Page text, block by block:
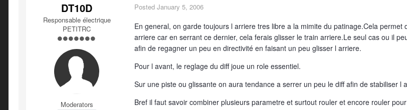
DT10D
Responsable électrique
PETITRC
Moderators
Posted January 5, 2006
En general, on garde toujours l arriere tres libre a la mimite du patinage.Cela
arriere car en serrant ce dernier, cela ferais glisser le train arriere.Le seul cas ou il
afin de regagner un peu en directivité en faisant un peu glisser l arriere.
Pour l avant, le reglage du diff joue un role essentiel.
Sur une piste ou glissante on aura tendance a serrer un peu le diff afin de stabiliser
Bref il faut savoir combiner plusieurs parametre et surtout rouler et encore rouler